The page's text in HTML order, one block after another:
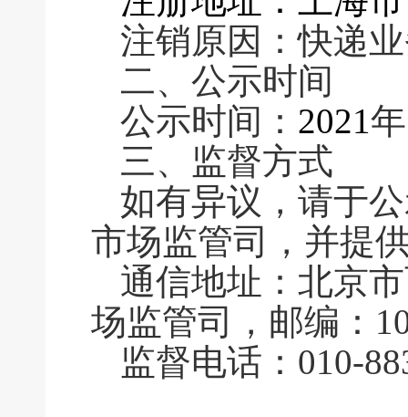
注销原因：快递
二、公示时间
公示时间： 2021年
三、监督方式
如有异议，请于
市场监管司，并提
通信地址：北京
场监管司，邮编：
监督电话：010-